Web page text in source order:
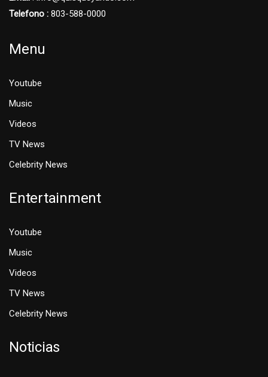
Telefono : 803-588-0000
Menu
Youtube
Music
Videos
TV News
Celebrity News
Entertainment
Youtube
Music
Videos
TV News
Celebrity News
Noticias